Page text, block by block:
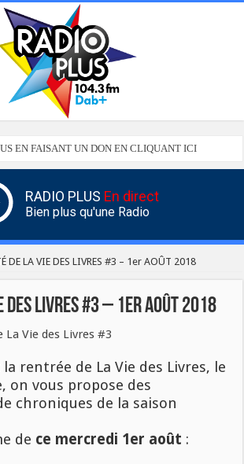
EN FAISANT UN DON EN CLIQUANT ICI
RADIO PLUS En direct
Bien plus qu'une Radio
DE LA VIE DES LIVRES #3 – 1er AOÛT 2018
DES LIVRES #3 – 1er AOÛT 2018
rentrée de La Vie des Livres, le
on vous propose des
chroniques de la saison
de ce mercredi 1er août :